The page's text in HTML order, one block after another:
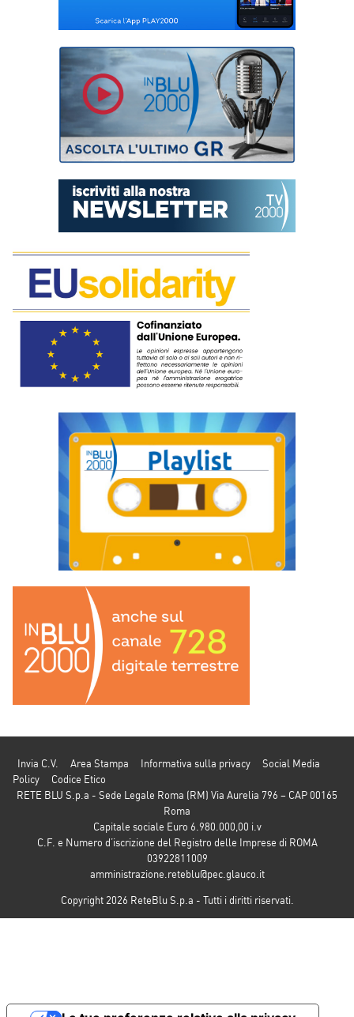
Invia C.V. Area Stampa Informativa sulla privacy
Social Media
Policy
Codice Etico
RETE BLU S.p.a - Sede Legale Roma (RM) Via Aurelia 796 – CAP 00165
Roma
Capitale sociale Euro 6.980.000,00 i.v
C.F. e Numero d’iscrizione del Registro delle Imprese di ROMA
03922811009
amministrazione.reteblu@pec.glauco.it
Copyright 2026 ReteBlu S.p.a - Tutti i diritti riservati.